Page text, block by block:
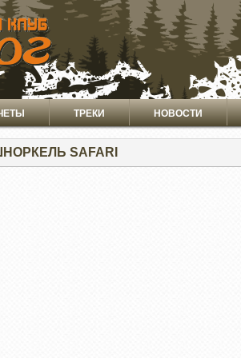
ТРЕКИ НОВОСТИ
SAFARI